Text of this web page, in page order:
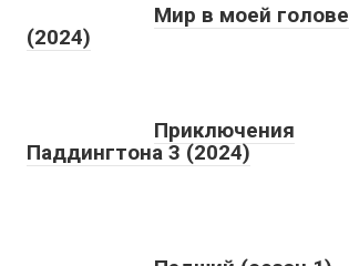
Мир в моей голове
(2024)
Приключения
Паддингтона 3 (2024)